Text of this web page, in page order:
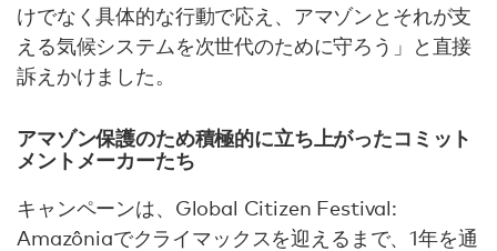
けでなく具体的な行動で応え、アマゾンとそれが支
える気候システムを次世代のために守ろう」と直接
訴えかけました。
アマゾン保護のため積極的に立ち上がったコミット
メントメーカーたち
キャンペーンは、Global Citizen Festival:
Amazôniaでクライマックスを迎えるまで、1年を通